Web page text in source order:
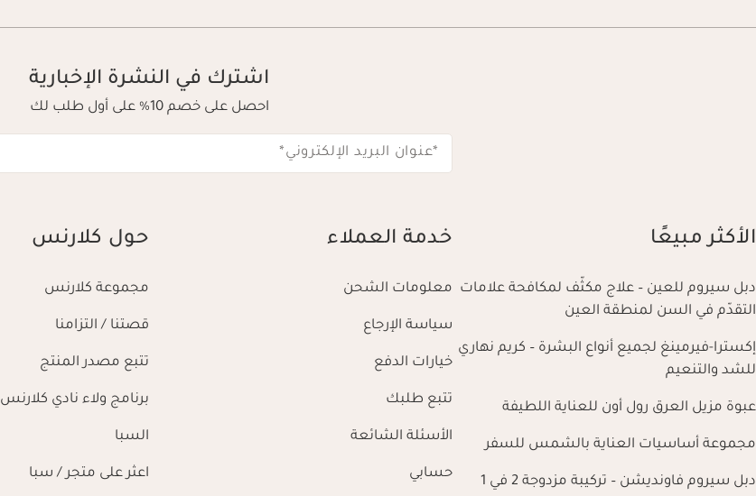
اشترك في النشرة الإخبارية
احصل على خصم 10% على أول طلب لك
*عنوان البريد الإلكتروني*
الأكثر مبيعًا
دبل سيروم للعين – علاج مكثّف لمكافحة علامات
التقدّم في السن لمنطقة العين
إكسترا-فيرمينغ لجميع أنواع البشرة – كريم نهاري
للشد والتنعيم
عبوة مزيل العرق رول أون للعناية اللطيفة
مجموعة أساسيات العناية بالشمس للسفر
دبل سيروم فاونديشن – تركيبة مزدوجة 2 في 1
خدمة العملاء
معلومات الشحن
سياسة الإرجاع
خيارات الدفع
تتبع طلبك
الأسئلة الشائعة
حسابي
حول كلارنس
مجموعة كلارنس
قصتنا / التزامنا
تتبع مصدر المنتج
برنامج ولاء نادي كلارنس
السبا
اعثر على متجر / سبا